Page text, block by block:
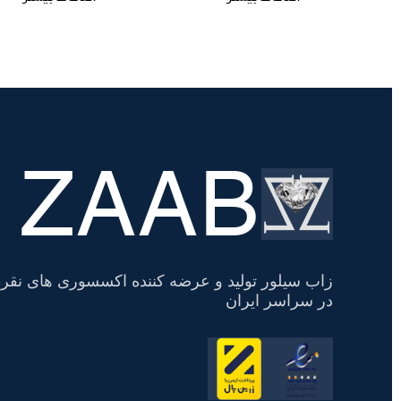
تسویه
حساب ZAAB
زاب سیلور تولید و عرضه کننده اکسسوری های
در سراسر ایران